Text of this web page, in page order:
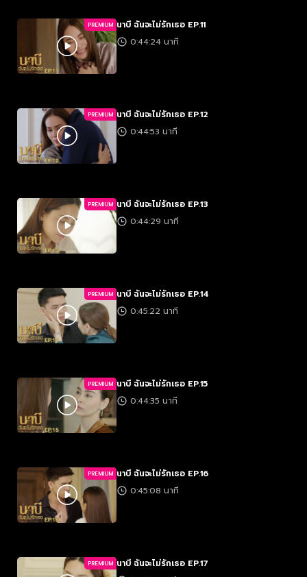
PREMIUM นาบี ฉันจะไม่รักเธอ EP.11
0:44:24 นาที
PREMIUM นาบี ฉันจะไม่รักเธอ EP.12
0:44:53 นาที
PREMIUM นาบี ฉันจะไม่รักเธอ EP.13
0:44:29 นาที
PREMIUM นาบี ฉันจะไม่รักเธอ EP.14
0:45:22 นาที
PREMIUM นาบี ฉันจะไม่รักเธอ EP.15
0:44:35 นาที
PREMIUM นาบี ฉันจะไม่รักเธอ EP.16
0:45:08 นาที
PREMIUM นาบี ฉันจะไม่รักเธอ EP.17